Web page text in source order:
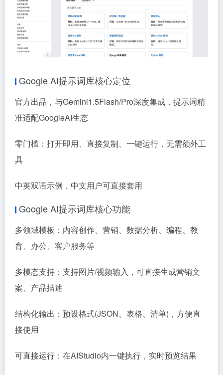
Google AI提示词库核心定位
官方出品，与Gemini1.5Flash/Pro深度集成，提示词精
准适配GoogleAI生态
零门槛：打开即用、直接复制、一键运行，无需额外工
具
中英双语示例，中文用户可直接套用
Google AI提示词库核心功能
多领域模板：内容创作、营销、数据分析、编程、教
育、办公、客户服务等
多模态支持：支持图片/视频输入，可直接生成营销文
案、产品描述
结构化输出：预设格式(JSON、表格、清单)，方便直
接使用
可直接运行：在AIStudio内一键执行，实时预览结果